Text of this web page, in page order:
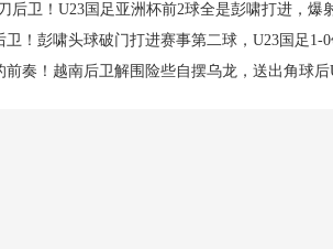
后卫！U23国足亚洲杯前2球全是彭啸打进，爆
卫！彭啸头球破门打进赛事第二球，U23国足1-0
前奏！越南后卫解围险些自摆乌龙，送出角球后